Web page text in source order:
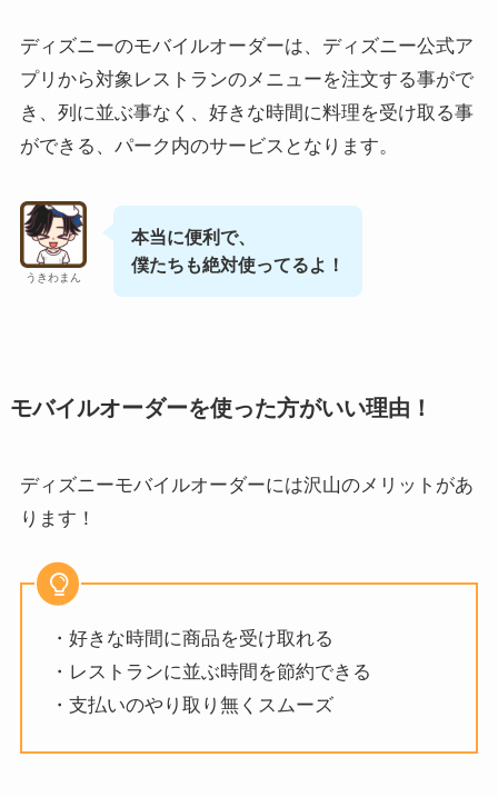
ディズニーのモバイルオーダーは、ディズニー公式ア
プリから対象レストランのメニューを注文する事がで
き、列に並ぶ事なく、好きな時間に料理を受け取る事
ができる、パーク内のサービスとなります。
うきわまん
本当に便利で、
僕たちも絶対使ってるよ！
モバイルオーダーを使った方がいい理由！
ディズニーモバイルオーダーには沢山のメリットがあ
ります！
・好きな時間に商品を受け取れる
・レストランに並ぶ時間を節約できる
・支払いのやり取り無くスムーズ